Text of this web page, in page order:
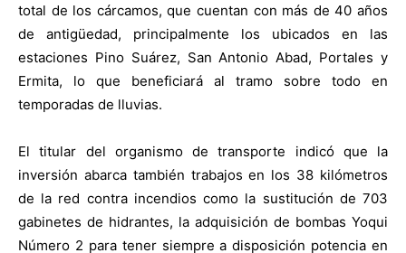
total de los cárcamos, que cuentan con más de 40 años
de antigüedad, principalmente los ubicados en las
estaciones Pino Suárez, San Antonio Abad, Portales y
Ermita, lo que beneficiará al tramo sobre todo en
temporadas de lluvias.
El titular del organismo de transporte indicó que la
inversión abarca también trabajos en los 38 kilómetros
de la red contra incendios como la sustitución de 703
gabinetes de hidrantes, la adquisición de bombas Yoqui
Número 2 para tener siempre a disposición potencia en